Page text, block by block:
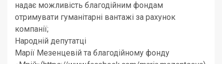
надає можливість благодійним фондам
отримувати гуманітарні вантажі за рахунок
компанії;
Народній депутатці
Марії Мезенцевій та благодійному фонду